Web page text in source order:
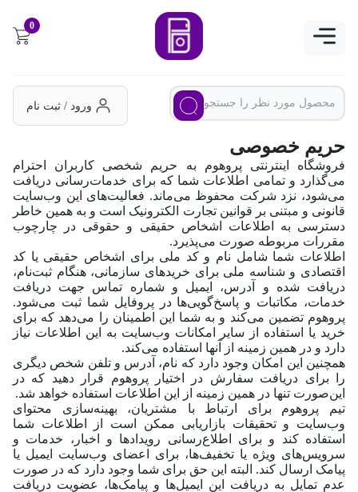
0
ورود / ثبت نام
حریم خصوصی
فروشگاه اینترنتی پروهوم به حریم شخصی کاربران احترام
می‌گذارد و تمامی اطلاعات شما که برای خدمات‌رسانی دریافت
می‌شود، نزد شرکت محفوظ می‌ماند. فعالیت‌های این وب‌سایت
قانونی و مبتنی بر قوانین تجارت الکترونیک است و به همین خاطر
دسترسی به اطلاعات اشخاص حقیقی و حقوقی در چارچوب
مقررات مربوطه صورت می‌پذیرد.
اطلاعات شما شامل نام و کد ملی برای اشخاص حقیقی یا کد
اقتصادی و شناسه ملی برای خریدهای سازمانی، هنگام ثبت‌نام،
دریافت شده و آدرس، ایمیل و شماره تماس جهت دریافت
خدمات، مکاتبات و پاسخ‌گویی‌ها در پروفایل شما ثبت می‌شود.
پروهوم تضمین می‌کند و به شما این اطمینان را می‌دهد که برای
خرید یا استفاده از سایر امکانات وب‌سایت به این اطلاعات نیاز
دارد و در همین زمینه از آنها استفاده می‌کند.
همچنین این امکان وجود دارد که نام، آدرس و تلفن شخص دیگری
را برای دریافت سفارش در اختیار پروهوم قرار دهید که در
این‌صورت تنها در همین زمینه از این اطلاعات استفاده خواهد شد.
تیم پروهوم برای ارتباط با مشتریان، بهینه‌سازی محتوای
وب‌سایت و تحقیقات بازاریابی ممکن است از اطلاعات شما
استفاده کند و برای اطلاع‌رسانی رویدادها و اخبار، خدمات و
سرویس‌های ویژه یا تخفیف‌ها، برای اعضای وب‌سایت ایمیل یا
پیامک ارسال کند. البته این حق برای شما وجود دارد که در صورت
عدم تمایل به دریافت این ایمیل‌ها و پیامک‌ها، عضویت دریافت